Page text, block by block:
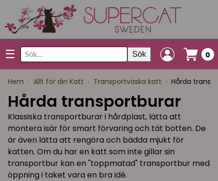
☰ Sök 0
Hem › Allt för din Katt › Transportväska katt › Hårda
Hårda transportburar
Klassiska transportburar i hårdplast, lätta att
montera isär för smart förvaring och tät botten. De
är även lätta att rengöra och bädda mjukt för
katten. Om du har en katt som inte gillar sin
transportbur kan en "toppmatad" transportbur med
öppning i taket vara en bra idé.